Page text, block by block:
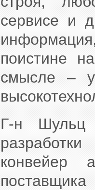
сервисе и
поистине
смысле –
Г-н Шульц
конвейер